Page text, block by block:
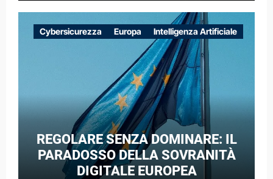
CASO DELLE RETI ELETTRICHE
EUROPEE NEL CONTESTO DELLA
GUERRA IBRIDA
Cybersicurezza Europa Intelligenza Artificiale
REGOLARE SENZA DOMINARE: IL
PARADOSSO DELLA SOVRANITÀ
DIGITALE EUROPEA